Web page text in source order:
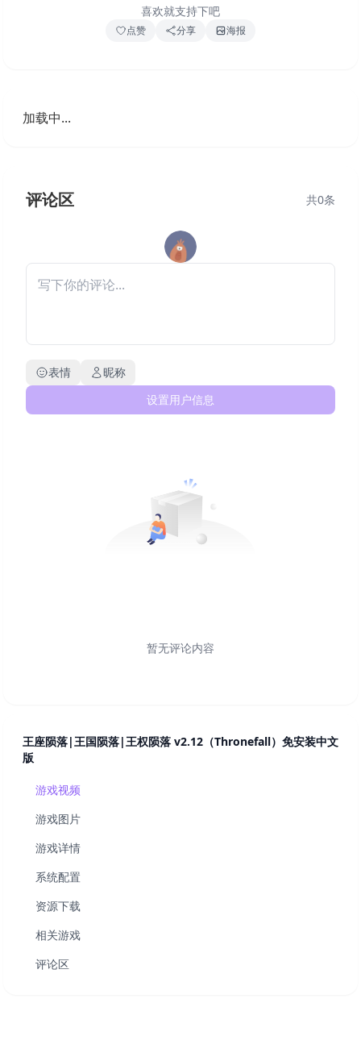
喜欢就支持下吧
点赞 分享 海报
加载中...
评论区 共0条
表情
昵称
设置用户信息
暂无评论内容
王座陨落|王国陨落|王权陨落 v2.12（Thronefall）免安装中文
版
游戏视频
游戏图片
游戏详情
系统配置
资源下载
相关游戏
评论区